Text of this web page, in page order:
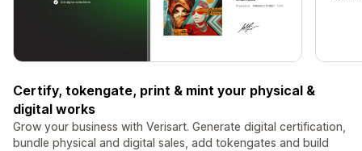
Certify, tokengate, print & mint your physical &
digital works
Grow your business with Verisart. Generate digital certification,
bundle physical and digital sales, add tokengates and build